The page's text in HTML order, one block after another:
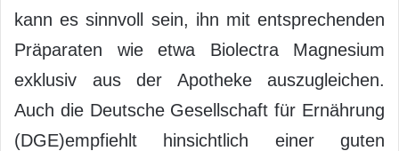
kann es sinnvoll sein, ihn mit entsprechenden
Präparaten wie etwa Biolectra Magnesium
exklusiv aus der Apotheke auszugleichen.
Auch die Deutsche Gesellschaft für Ernährung
(DGE)empfiehlt hinsichtlich einer guten